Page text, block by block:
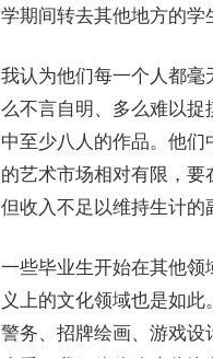
学期间转去其他地方的学
我认为他们每一个人都毫
么不言自明、多么难以捉
中至少八人的作品。他
的艺术市场相对有限，要
但收入不足以维持生计的
一些毕业生开始在其他
义上的文化领域也是如
警务、招牌绘画、游戏